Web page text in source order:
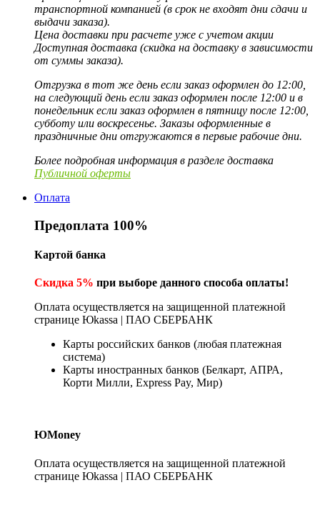
транспортной компанией (в срок не входят дни сдачи и
выдачи заказа).
Цена доставки при расчете уже с учетом акции
Доступная доставка (скидка на доставку в зависимости
от суммы заказа).
Отгрузка в тот же день если заказ оформлен до 12:00,
на следующий день если заказ оформлен после 12:00 и в
понедельник если заказ оформлен в пятницу после 12:00,
субботу или воскресенье. Заказы оформленные в
праздничные дни отгружаются в первые рабочие дни.
Более подробная информация в разделе доставка
Публичной оферты
Оплата
Предоплата 100%
Картой банка
Скидка 5% при выборе данного способа оплаты!
Оплата осуществляется на защищенной платежной
странице Юkassa | ПАО СБЕРБАНК
Карты российских банков (любая платежная
система)
Карты иностранных банков (Белкарт, АПРА,
Корти Милли, Express Pay, Мир)
ЮMoney
Оплата осуществляется на защищенной платежной
странице Юkassa | ПАО СБЕРБАНК